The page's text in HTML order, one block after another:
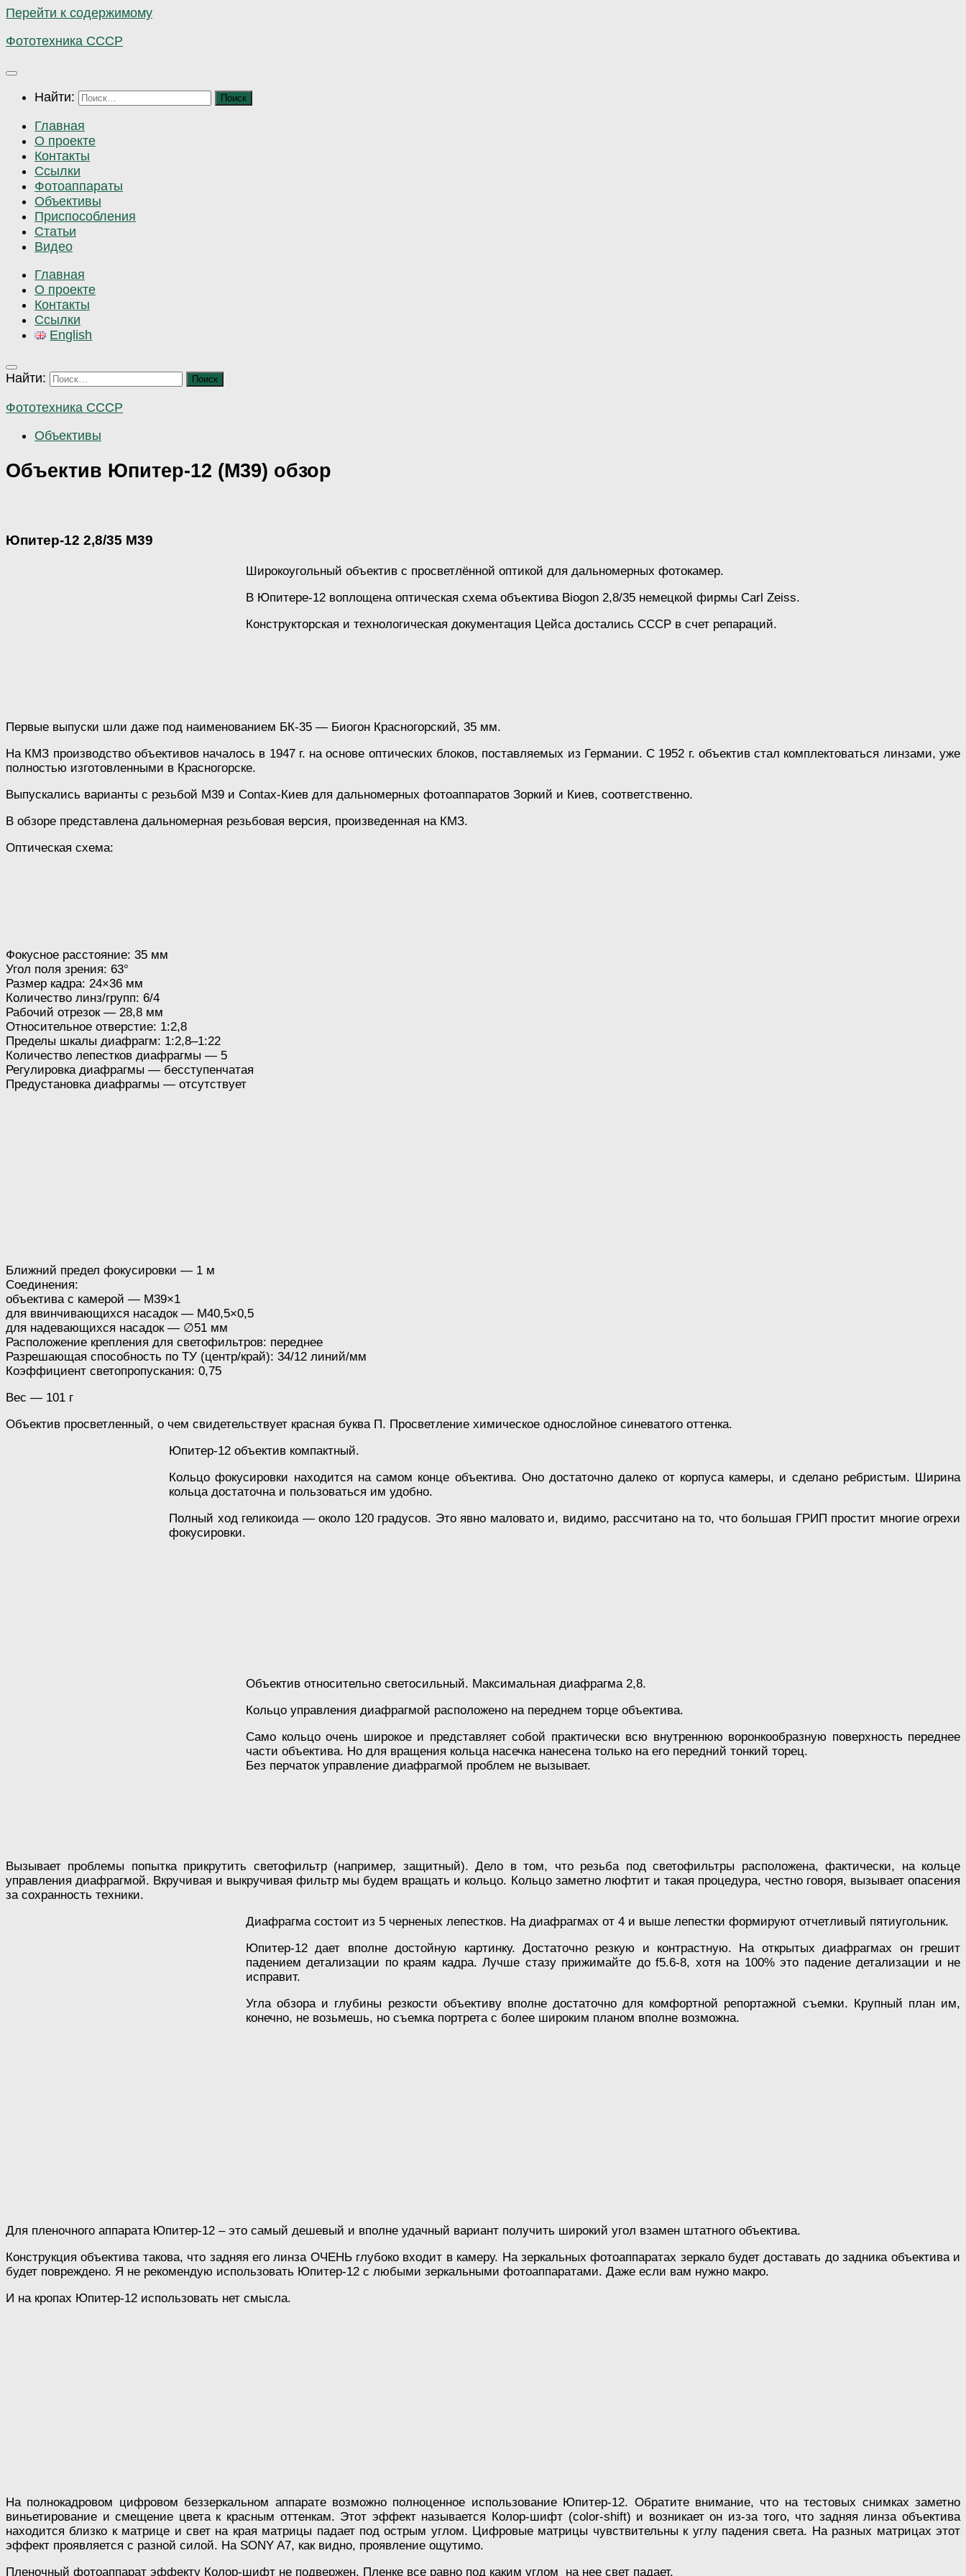
Перейти к содержимому
Фототехника СССР
Найти:
Главная
О проекте
Контакты
Ссылки
Фотоаппараты
Объективы
Приспособления
Статьи
Видео
Главная
О проекте
Контакты
Ссылки
English
Найти:
Фототехника СССР
Объективы
Объектив Юпитер-12 (М39) обзор
Юпитер-12 2,8/35 М39
Широкоугольный объектив с просветлённой оптикой для дальномерных фотокамер.
В Юпитере-12 воплощена оптическая схема объектива Biogon 2,8/35 немецкой фирмы Carl Zeiss.
Конструкторская и технологическая документация Цейса достались СССР в счет репараций.
Первые выпуски шли даже под наименованием БК-35 — Биогон Красногорский, 35 мм.
На КМЗ производство объективов началось в 1947 г. на основе оптических блоков, поставляемых из Германии. С 1952 г. объектив стал комплектоваться линзами, уже
полностью изготовленными в Красногорске.
Выпускались варианты с резьбой М39 и Contax-Киев для дальномерных фотоаппаратов Зоркий и Киев, соответственно.
В обзоре представлена дальномерная резьбовая версия, произведенная на КМЗ.
Оптическая схема:
Фокусное расстояние: 35 мм
Угол поля зрения: 63°
Размер кадра: 24×36 мм
Количество линз/групп: 6/4
Рабочий отрезок — 28,8 мм
Относительное отверстие: 1:2,8
Пределы шкалы диафрагм: 1:2,8–1:22
Количество лепестков диафрагмы — 5
Регулировка диафрагмы — бесступенчатая
Предустановка диафрагмы — отсутствует
Ближний предел фокусировки — 1 м
Соединения:
объектива с камерой — M39×1
для ввинчивающихся насадок — M40,5×0,5
для надевающихся насадок — ∅51 мм
Расположение крепления для светофильтров: переднее
Разрешающая способность по ТУ (центр/край): 34/12 линий/мм
Коэффициент светопропускания: 0,75
Вес — 101 г
Объектив просветленный, о чем свидетельствует красная буква П. Просветление химическое однослойное синеватого оттенка.
Юпитер-12 объектив компактный.
Кольцо фокусировки находится на самом конце объектива. Оно достаточно далеко от корпуса камеры, и сделано ребристым. Ширина
кольца достаточна и пользоваться им удобно.
Полный ход геликоида — около 120 градусов. Это явно маловато и, видимо, рассчитано на то, что большая ГРИП простит многие огрехи
фокусировки.
Объектив относительно светосильный. Максимальная диафрагма 2,8.
Кольцо управления диафрагмой расположено на переднем торце объектива.
Само кольцо очень широкое и представляет собой практически всю внутреннюю воронкообразную поверхность переднее
части объектива. Но для вращения кольца насечка нанесена только на его передний тонкий торец.
Без перчаток управление диафрагмой проблем не вызывает.
Вызывает проблемы попытка прикрутить светофильтр (например, защитный). Дело в том, что резьба под светофильтры расположена, фактически, на кольце
управления диафрагмой. Вкручивая и выкручивая фильтр мы будем вращать и кольцо. Кольцо заметно люфтит и такая процедура, честно говоря, вызывает опасения
за сохранность техники.
Диафрагма состоит из 5 черненых лепестков. На диафрагмах от 4 и выше лепестки формируют отчетливый пятиугольник.
Юпитер-12 дает вполне достойную картинку. Достаточно резкую и контрастную. На открытых диафрагмах он грешит
падением детализации по краям кадра. Лучше стазу прижимайте до f5.6-8, хотя на 100% это падение детализации и не
исправит.
Угла обзора и глубины резкости объективу вполне достаточно для комфортной репортажной съемки. Крупный план им,
конечно, не возьмешь, но съемка портрета с более широким планом вполне возможна.
Для пленочного аппарата Юпитер-12 – это самый дешевый и вполне удачный вариант получить широкий угол взамен штатного объектива.
Конструкция объектива такова, что задняя его линза ОЧЕНЬ глубоко входит в камеру. На зеркальных фотоаппаратах зеркало будет доставать до задника объектива и
будет повреждено. Я не рекомендую использовать Юпитер-12 с любыми зеркальными фотоаппаратами. Даже если вам нужно макро.
И на кропах Юпитер-12 использовать нет смысла.
На полнокадровом цифровом беззеркальном аппарате возможно полноценное использование Юпитер-12. Обратите внимание, что на тестовых снимках заметно
виньетирование и смещение цвета к красным оттенкам. Этот эффект называется Колор-шифт (color-shift) и возникает он из-за того, что задняя линза объектива
находится близко к матрице и свет на края матрицы падает под острым углом. Цифровые матрицы чувствительны к углу падения света. На разных матрицах этот
эффект проявляется с разной силой. На SONY A7, как видно, проявление ощутимо.
Пленочный фотоаппарат эффекту Колор-шифт не подвержен. Пленке все равно под каким углом на нее свет падает.